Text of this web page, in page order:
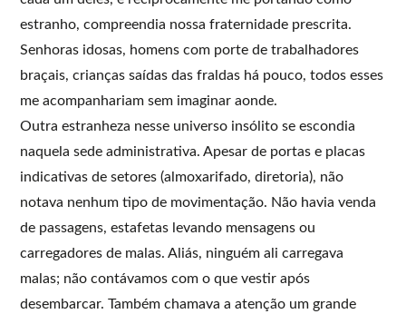
estranho, compreendia nossa fraternidade prescrita.
Senhoras idosas, homens com porte de trabalhadores
braçais, crianças saídas das fraldas há pouco, todos esses
me acompanhariam sem imaginar aonde.
Outra estranheza nesse universo insólito se escondia
naquela sede administrativa. Apesar de portas e placas
indicativas de setores (almoxarifado, diretoria), não
notava nenhum tipo de movimentação. Não havia venda
de passagens, estafetas levando mensagens ou
carregadores de malas. Aliás, ninguém ali carregava
malas; não contávamos com o que vestir após
desembarcar. Também chamava a atenção um grande